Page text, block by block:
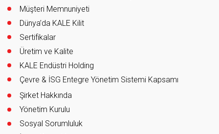
Müşteri Memnuniyeti
Dünya’da KALE Kilit
Sertifikalar
Üretim ve Kalite
KALE Endüstri Holding
Çevre & İSG Entegre Yönetim Sistemi Kapsamı
Şirket Hakkında
Yönetim Kurulu
Sosyal Sorumluluk